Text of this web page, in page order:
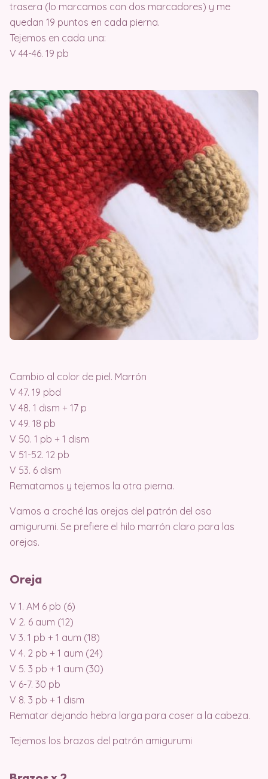
trasera (lo marcamos con dos marcadores) y me
quedan 19 puntos en cada pierna.
Tejemos en cada una:
V 44-46. 19 pb
Cambio al color de piel. Marrón
V 47. 19 pbd
V 48. 1 dism + 17 p
V 49. 18 pb
V 50. 1 pb + 1 dism
V 51-52. 12 pb
V 53. 6 dism
Rematamos y tejemos la otra pierna.
Vamos a croché las orejas del patrón del oso
amigurumi. Se prefiere el hilo marrón claro para las
orejas.
Oreja
V 1. AM 6 pb (6)
V 2. 6 aum (12)
V 3. 1 pb + 1 aum (18)
V 4. 2 pb + 1 aum (24)
V 5. 3 pb + 1 aum (30)
V 6-7. 30 pb
V 8. 3 pb + 1 dism
Rematar dejando hebra larga para coser a la cabeza.
Tejemos los brazos del patrón amigurumi